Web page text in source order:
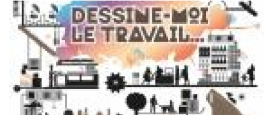
LA REVUE CADRES
LE CREFAC
L’OBSERVATOIRE DES CADRES